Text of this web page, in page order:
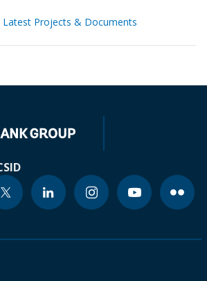
Projects & Documents